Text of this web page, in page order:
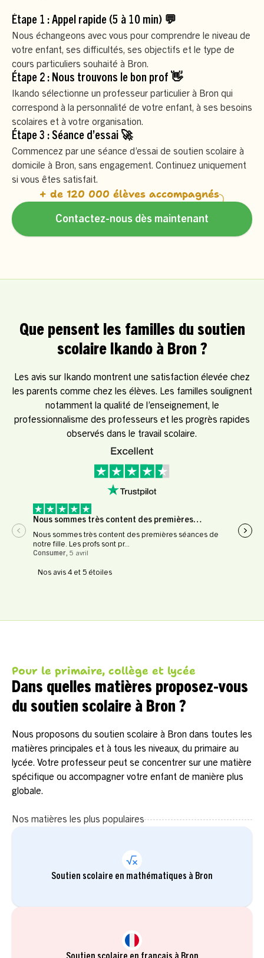
Étape 1 : Appel rapide (5 à 10 min) 💬
Nous échangeons avec vous pour comprendre le niveau de
votre enfant, ses difficultés, ses objectifs et le type de
cours particuliers souhaité à Bron.
Étape 2 : Nous trouvons le bon prof 👋
Ikando sélectionne un professeur particulier à Bron qui
correspond à la personnalité de votre enfant, à ses besoins
scolaires et à votre organisation.
Étape 3 : Séance d’essai 🚀
Commencez par une séance d’essai de soutien scolaire à
domicile à Bron, sans engagement. Continuez uniquement
si vous êtes satisfait.
+ de 120 000 élèves accompagnés
Contactez-nous dès maintenant
Que pensent les familles du soutien
scolaire Ikando à Bron ?
Les avis sur Ikando montrent une satisfaction élevée chez
les parents comme chez les élèves. Les familles soulignent
notamment la qualité de l’enseignement, le
professionnalisme des professeurs et les progrès rapides
observés dans le travail scolaire.
Nous sommes très content des premières…
Nous sommes très content des premières séances de
notre fille. Les profs sont pr...
Consumer, 5 avril
Nos avis 4 et 5 étoiles
Pour le primaire, collège et lycée
Dans quelles matières proposez-vous
du soutien scolaire à Bron ?
Nous proposons du soutien scolaire à Bron dans toutes les
matières principales et à tous les niveaux, du primaire au
lycée. Votre professeur peut se concentrer sur une matière
spécifique ou accompagner votre enfant de manière plus
globale.
Nos matières les plus populaires
Soutien scolaire en mathématiques à Bron